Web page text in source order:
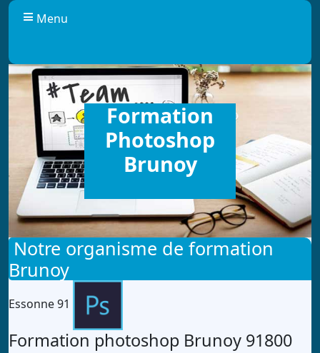
Menu
Formation
Photoshop
Brunoy
Notre organisme de formation
Brunoy
Essonne 91
Formation photoshop Brunoy 91800
Panneau de gestion des cookies